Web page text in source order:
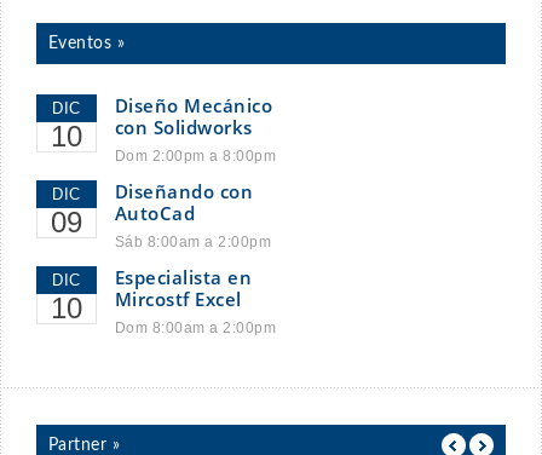
Eventos »
DIC
10
Diseño Mecánico
con Solidworks
Dom 2:00pm a 8:00pm
DIC
09
Diseñando con
AutoCad
Sáb 8:00am a 2:00pm
DIC
10
Especialista en
Mircostf Excel
Dom 8:00am a 2:00pm
Partner »